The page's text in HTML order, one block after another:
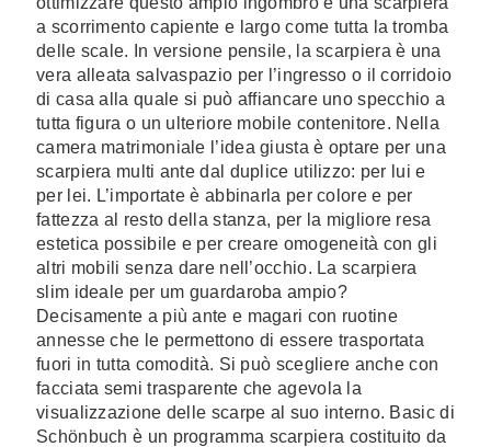
a scorrimento capiente e largo come tutta la tromba
delle scale. In versione pensile, la scarpiera è una
vera alleata salvaspazio per l’ingresso o il corridoio
di casa alla quale si può affiancare uno specchio a
tutta figura o un ulteriore mobile contenitore. Nella
camera matrimoniale l’idea giusta è optare per una
scarpiera multi ante dal duplice utilizzo: per lui e
per lei. L’importate è abbinarla per colore e per
fattezza al resto della stanza, per la migliore resa
estetica possibile e per creare omogeneità con gli
altri mobili senza dare nell’occhio. La scarpiera
slim ideale per um guardaroba ampio?
Decisamente a più ante e magari con ruotine
annesse che le permettono di essere trasportata
fuori in tutta comodità. Si può scegliere anche con
facciata semi trasparente che agevola la
visualizzazione delle scarpe al suo interno. Basic di
Schönbuch è un programma scarpiera costituito da